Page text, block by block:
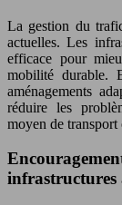
La gestion du
actuelles. Les
efficace pour
mobilité durable.
aménagements
réduire les
moyen de
infrastructures